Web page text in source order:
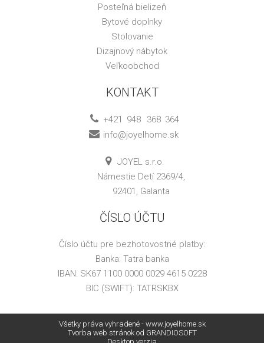
Posteľná bielizeň
Bytové doplnky
Stolovanie
Dizajnový nábytok
Veľkoobchod
KONTAKT
+421 948 368 364
info@joyelhome.sk
JOYEL s.r.o.
Námestie Detí 2369/4,
92401, Galanta
ČÍSLO ÚČTU
Číslo účtu pre bezhotovostné platby:
Banka: Tatra banka
IBAN: SK67 1100 0000 0029 4615 0228
BIC (SWIFT): TATRSKBX
Všetky práva vyhradené - www.joyelhome.sk
Tvorba web stránokod GRANDIOSOFT